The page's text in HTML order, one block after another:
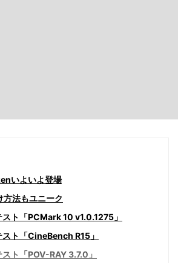
いよいよ登場
法もユニーク
ト「PCMark 10 v1.0.1275」
ト「CineBench R15」
ト「POV-RAY 3.7.0」